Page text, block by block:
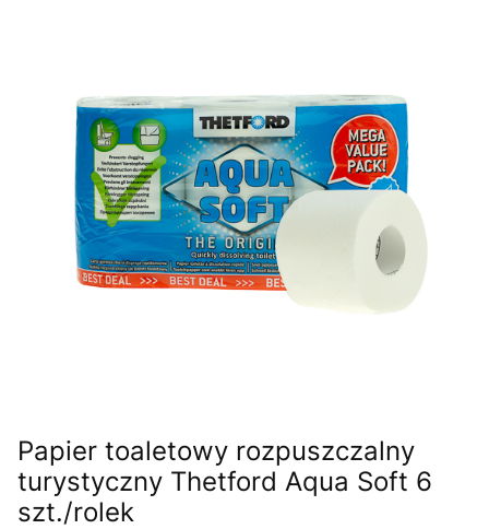
Papier toaletowy rozpuszczalny
turystyczny Thetford Aqua Soft 6
szt./rolek